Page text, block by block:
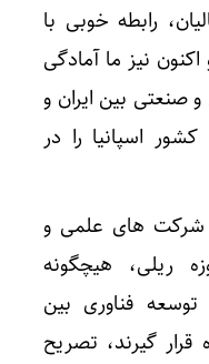
رابطه خوبی با
نیز ما آمادگی
صنعتی بین ایران و
اسپانیا را در
شرکت های علمی و
هیچگونه
فناوری بین
قرار گیرند، تصریح